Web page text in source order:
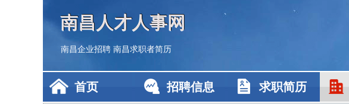
南昌人才人事网
南昌企业招聘 南昌求职者简历
首页 招聘信息 求职简历